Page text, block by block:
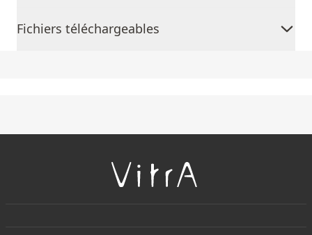
Fichiers téléchargeables